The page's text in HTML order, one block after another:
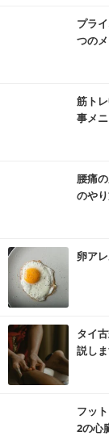
プラ
つの
筋ト
事メ
腰痛
のや
卵ア
タイ
説しま
フッ
2の心